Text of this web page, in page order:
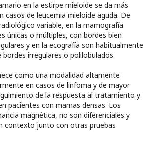
en la estirpe mieloide se da más
casos de leucemia mieloide aguda. De
variable, en la mamografía
únicas o múltiples, con bordes bien
y en la ecografía son habitualmente
bordes irregulares o polilobulados.
como una modalidad altamente
en casos de linfoma y de mayor
de la respuesta al tratamiento y
pacientes con mamas densas. Los
magnética, no son diferenciales y
contexto junto con otras pruebas